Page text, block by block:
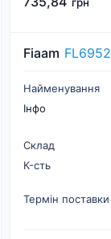
Fiaam FL6952
Найменування
Інфо
Склад
К-cть
Термін поставки